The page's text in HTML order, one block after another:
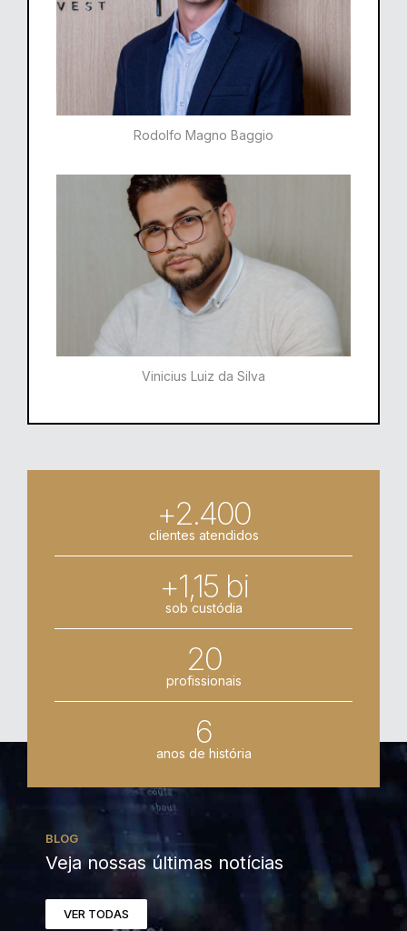
Rodolfo Magno Baggio​​
Vinicius Luiz da Silva
+2.400
clientes atendidos
+1,15 bi
sob custódia
20
profissionais
6
anos de história
BLOG
Veja nossas últimas notícias
VER TODAS